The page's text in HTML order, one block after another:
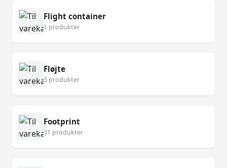
Flight container
1 produkter
Fløjte
3 produkter
Footprint
31 produkter